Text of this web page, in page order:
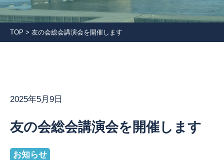
団体会員一覧
入会案内
お問い合わせ
TOP > 友の会総会講演会を開催します
2025年5月9日
友の会総会講演会を開催します
お知らせ